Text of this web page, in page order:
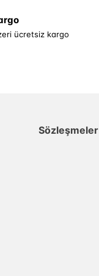
ücretsiz kargo
Sözleşmeler